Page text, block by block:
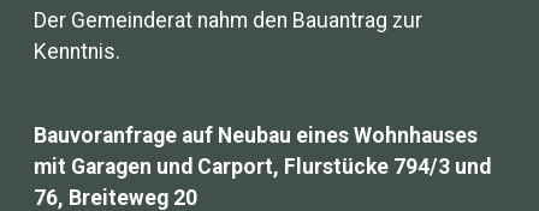
Der Gemeinderat nahm den Bauantrag zur
Kenntnis.
Bauvoranfrage auf Neubau eines Wohnhauses
mit Garagen und Carport, Flurstücke 794/3 und
76, Breiteweg 20